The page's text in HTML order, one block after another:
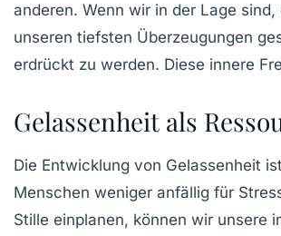
anderen. Wenn wir in der Lage
unseren tiefsten Überzeugungen
erdrückt zu werden. Diese innere
Gelassenheit als
Die Entwicklung von Gelassenheit
Menschen weniger anfällig für
Stille einplanen, können wir unsere